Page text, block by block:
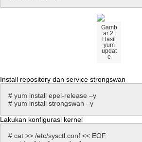
Gamb
ar 2:
Hasil
yum
updat
e
Install repository dan service strongswan
# yum install epel-release –y
# yum install strongswan –y
Lakukan konfigurasi kernel
# cat >> /etc/sysctl.conf << EOF